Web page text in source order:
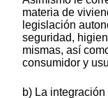
materia de
legislación
seguridad,
mismas, así
consumidor y
b) La